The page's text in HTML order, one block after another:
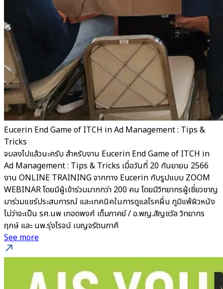
Eucerin End Game of ITCH in Ad Management : Tips &
Tricks
จบลงไปแล้วนะครับ สำหรับงาน Eucerin End Game of ITCH in
Ad Management : Tips & Tricks เมื่อวันที่ 20 กันยายน 2566
งาน ONLINE TRAINING จากทาง Eucerin กับรูปแบบ ZOOM
WEBINAR โดยมีผู้เข้าร่วมมากกว่า 200 คน โดยมีวิทยากรผู้เชี่ยวชาญ
มาร่วมแชร์ประสบการณ์ และเทคนิคในการดูแลโรคผื่น ภูมิแพ้ผิวหนัง
ไม่ว่าจะเป็น รศ.นพ เทอดพงศ์ เต็มภาคย์ / อ.พญ.สัญชวัล วิทยากร
ฤกษ์ และ นพ.รุ่งโรจน์ เบญจรัตนภาคี
See more